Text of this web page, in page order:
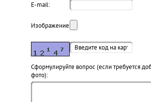
E-mail:
Изображение:
Cформулируйте вопрос (если требуется
фото):